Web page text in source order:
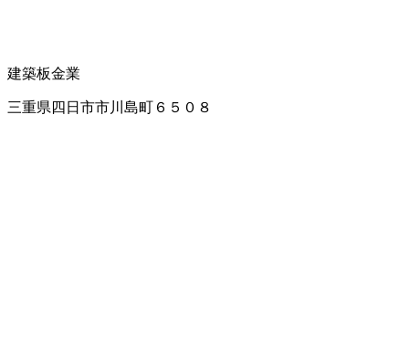
建築板金業
三重県四日市市川島町６５０８